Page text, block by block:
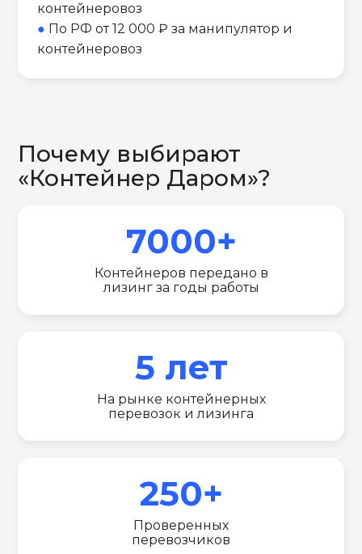
контейнеровоз
● По РФ от 12 000 ₽ за манипулятор и
контейнеровоз
Почему выбирают
«Контейнер Даром»?
7000+
Контейнеров передано в
лизинг за годы работы
5 лет
На рынке контейнерных
перевозок и лизинга
250+
Проверенных
перевозчиков